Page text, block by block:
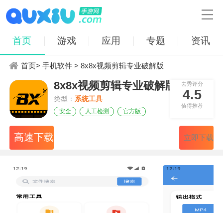

首页 游戏 应用 专题 资讯
首页>手机软件 > 8x8x视频剪辑专业破解版
8x8x视频剪辑专业破解版
类型：系统工具
安全 人工检测 官方版
去秀评分
4.5
值得推荐
高速下载 立即下载